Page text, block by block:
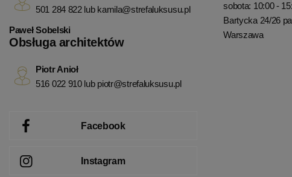
sobota: 10:00 -
Bartycka 24/26
Warszawa
501 284 822 lub kamila@strefaluksusu.pl
Paweł Sobelski
Obsługa architektów
Piotr Anioł
516 022 910 lub piotr@strefaluksusu.pl
Facebook
Instagram